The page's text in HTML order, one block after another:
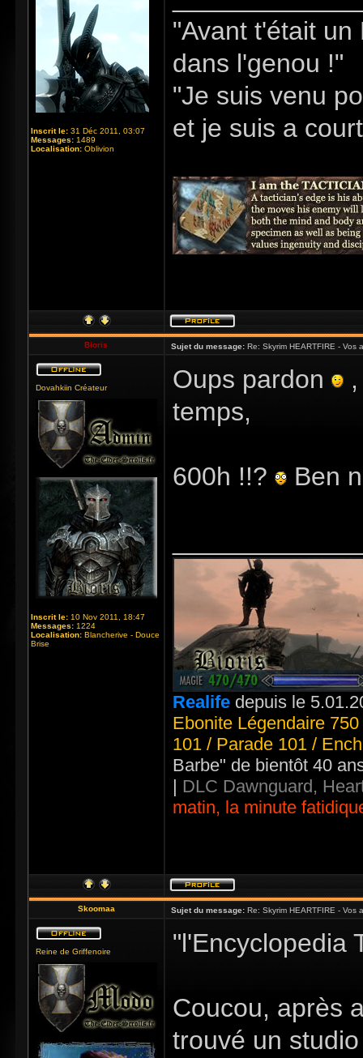
Inscrit le: 31 Déc 2011, 03:07
Messages: 1489
Localisation: Oblivion
"Avant t'était
dans l'genou !"
"Je suis venu
et je suis a
Bioris Sujet du message: Re: Skyrim HEARTFIRE - Vos
Dovahkiin Créateur
Inscrit le: 10 Nov 2011, 18:47
Messages: 1224
Localisation: Blancherive - Douce
Brise
Oups pardon
temps,
600h !!? Ben
Realife depuis le
Ebonite Légendaire
101 / Parade 101 /
Barbe" de bientôt 40
| DLC Dawnguard,
matin, la minute
Skoomaa Sujet du message: Re: Skyrim HEARTFIRE - Vos
Reine de Griffenoire "l'Encyclopedia
Coucou, après
trouvé un